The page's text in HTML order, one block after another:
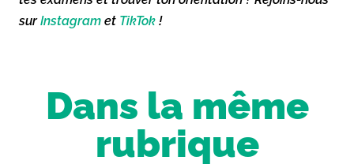
surInstagram et TikTok !
Dans la même
rubrique